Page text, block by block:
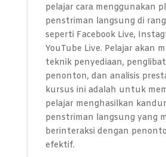
pelajar cara menggunakan
penstriman langsung di
seperti Facebook Live,
YouTube Live. Pelajar akan
teknik penyediaan,
penonton, dan analisis
kursus ini adalah untuk
pelajar menghasilkan
penstriman langsung yang
berinteraksi dengan
efektif.